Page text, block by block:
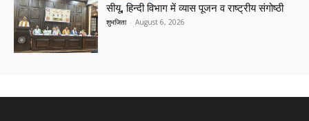
सीयू, हिन्दी विभाग में व्यास पूजन व राष्ट्रीय संगोष्ठी
शुभजिता - August 6, 2026